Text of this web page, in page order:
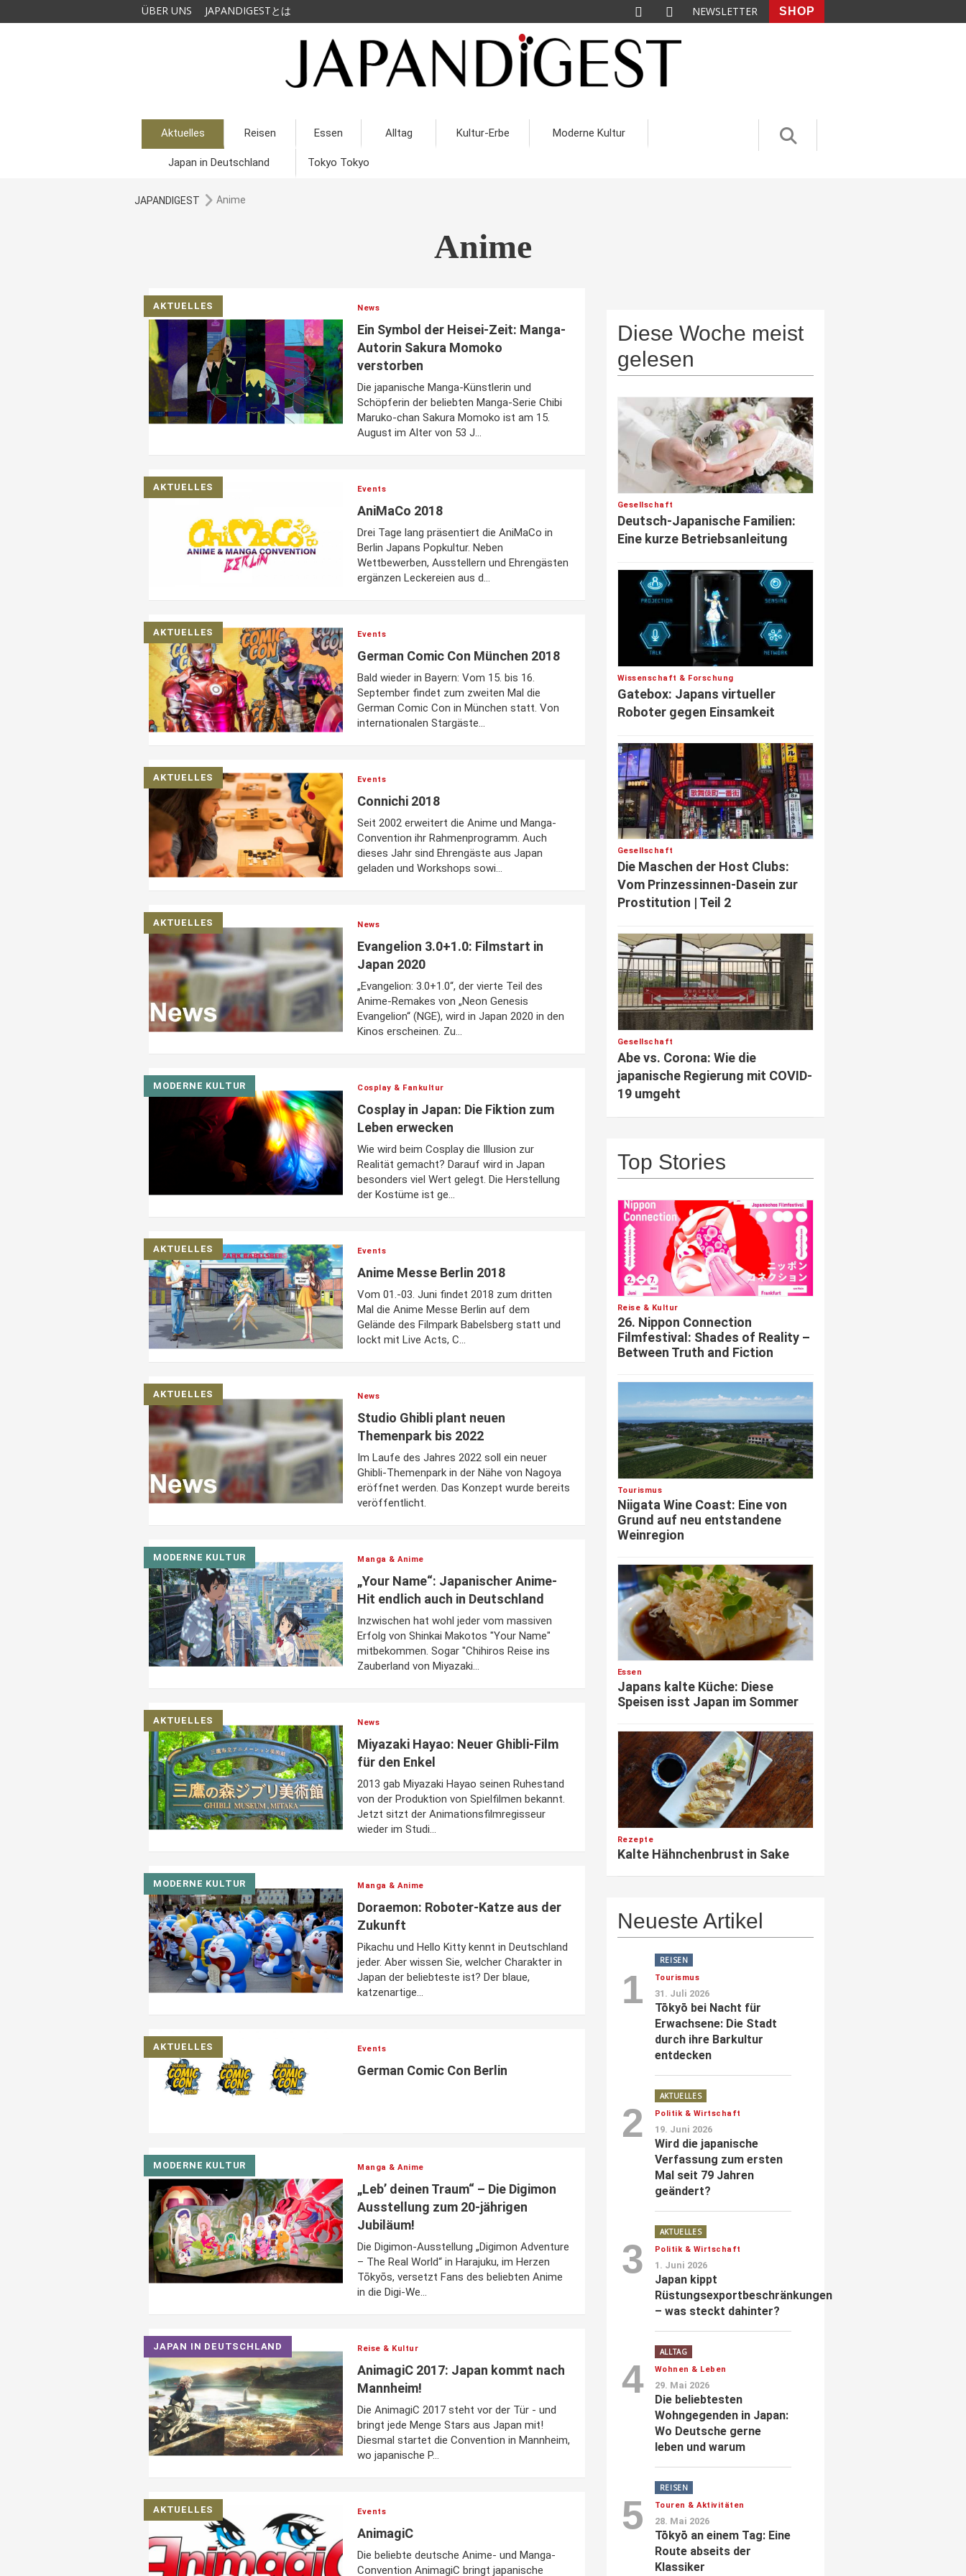
ÜBER UNS JAPANDIGESTとは NEWSLETTER SHOP
Aktuelles Reisen Essen Alltag Kultur-Erbe Moderne Kultur
Japan in Deutschland Tokyo Tokyo
JAPANDIGEST Anime
Anime
AKTUELLES News
Ein Symbol der Heisei-Zeit: Manga-
Autorin Sakura Momoko
verstorben
Die japanische Manga-Künstlerin und
Schöpferin der beliebten Manga-Serie Chibi
Maruko-chan Sakura Momoko ist am 15.
August im Alter von 53 J...
AKTUELLES Events
AniMaCo 2018
Drei Tage lang präsentiert die AniMaCo in
Berlin Japans Popkultur. Neben
Wettbewerben, Ausstellern und Ehrengästen
ergänzen Leckereien aus d...
AKTUELLES Events
German Comic Con München 2018
Bald wieder in Bayern: Vom 15. bis 16.
September findet zum zweiten Mal die
German Comic Con in München statt. Von
internationalen Stargäste...
AKTUELLES Events
Connichi 2018
Seit 2002 erweitert die Anime und Manga-
Convention ihr Rahmenprogramm. Auch
dieses Jahr sind Ehrengäste aus Japan
geladen und Workshops sowi...
AKTUELLES News
Evangelion 3.0+1.0: Filmstart in
Japan 2020
„Evangelion: 3.0+1.0“, der vierte Teil des
Anime-Remakes von „Neon Genesis
Evangelion“ (NGE), wird in Japan 2020 in den
Kinos erscheinen. Zu...
MODERNE KULTUR Cosplay & Fankultur
Cosplay in Japan: Die Fiktion zum
Leben erwecken
Wie wird beim Cosplay die Illusion zur
Realität gemacht? Darauf wird in Japan
besonders viel Wert gelegt. Die Herstellung
der Kostüme ist ge...
AKTUELLES Events
Anime Messe Berlin 2018
Vom 01.-03. Juni findet 2018 zum dritten
Mal die Anime Messe Berlin auf dem
Gelände des Filmpark Babelsberg statt und
lockt mit Live Acts, C...
AKTUELLES News
Studio Ghibli plant neuen
Themenpark bis 2022
Im Laufe des Jahres 2022 soll ein neuer
Ghibli-Themenpark in der Nähe von Nagoya
eröffnet werden. Das Konzept wurde bereits
veröffentlicht.
MODERNE KULTUR Manga & Anime
„Your Name“: Japanischer Anime-
Hit endlich auch in Deutschland
Inzwischen hat wohl jeder vom massiven
Erfolg von Shinkai Makotos "Your Name"
mitbekommen. Sogar "Chihiros Reise ins
Zauberland von Miyazaki...
AKTUELLES News
Miyazaki Hayao: Neuer Ghibli-Film
für den Enkel
2013 gab Miyazaki Hayao seinen Ruhestand
von der Produktion von Spielfilmen bekannt.
Jetzt sitzt der Animationsfilmregisseur
wieder im Studi...
MODERNE KULTUR Manga & Anime
Doraemon: Roboter-Katze aus der
Zukunft
Pikachu und Hello Kitty kennt in Deutschland
jeder. Aber wissen Sie, welcher Charakter in
Japan der beliebteste ist? Der blaue,
katzenartige...
AKTUELLES Events
German Comic Con Berlin
MODERNE KULTUR Manga & Anime
„Leb’ deinen Traum“ – Die Digimon
Ausstellung zum 20-jährigen
Jubiläum!
Die Digimon-Ausstellung „Digimon Adventure
– The Real World“ in Harajuku, im Herzen
Tōkyōs, versetzt Fans des beliebten Anime
in die Digi-We...
JAPAN IN DEUTSCHLAND Reise & Kultur
AnimagiC 2017: Japan kommt nach
Mannheim!
Die AnimagiC 2017 steht vor der Tür - und
bringt jede Menge Stars aus Japan mit!
Diesmal startet die Convention in Mannheim,
wo japanische P...
AKTUELLES Events
AnimagiC
Die beliebte deutsche Anime- und Manga-
Convention AnimagiC bringt japanische
Diese Woche meist
gelesen
Gesellschaft
Deutsch-Japanische Familien:
Eine kurze Betriebsanleitung
Wissenschaft & Forschung
Gatebox: Japans virtueller
Roboter gegen Einsamkeit
Gesellschaft
Die Maschen der Host Clubs:
Vom Prinzessinnen-Dasein zur
Prostitution | Teil 2
Gesellschaft
Abe vs. Corona: Wie die
japanische Regierung mit COVID-
19 umgeht
Top Stories
Reise & Kultur
26. Nippon Connection
Filmfestival: Shades of Reality –
Between Truth and Fiction
Tourismus
Niigata Wine Coast: Eine von
Grund auf neu entstandene
Weinregion
Essen
Japans kalte Küche: Diese
Speisen isst Japan im Sommer
Rezepte
Kalte Hähnchenbrust in Sake
Neueste Artikel
1
REISEN
Tourismus
31. Juli 2026
Tōkyō bei Nacht für
Erwachsene: Die Stadt
durch ihre Barkultur
entdecken
2
AKTUELLES
Politik & Wirtschaft
19. Juni 2026
Wird die japanische
Verfassung zum ersten
Mal seit 79 Jahren
geändert?
3
AKTUELLES
Politik & Wirtschaft
1. Juni 2026
Japan kippt
Rüstungsexportbeschränkungen
– was steckt dahinter?
4
ALLTAG
Wohnen & Leben
29. Mai 2026
Die beliebtesten
Wohngegenden in Japan:
Wo Deutsche gerne
leben und warum
5
REISEN
Touren & Aktivitäten
28. Mai 2026
Tōkyō an einem Tag: Eine
Route abseits der
Klassiker